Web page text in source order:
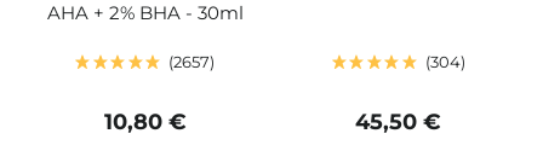
AHA + 2% BHA - 30ml
2657
10,80 €
304
45,50 €